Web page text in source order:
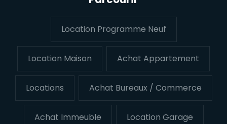
Location Programme Neuf
Location Maison Achat Appartement
Locations Achat Bureaux / Commerce
Achat Immeuble Location Garage